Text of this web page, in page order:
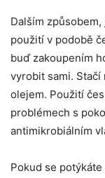
Dalším
použití v podobě⁣
buď zakoupením
vyrobit sami.
olejem. Použití
⁤problémech s
‍antimikrobiálním
Pokud se